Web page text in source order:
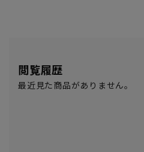
閲覧履歴
最近見た商品がありません。